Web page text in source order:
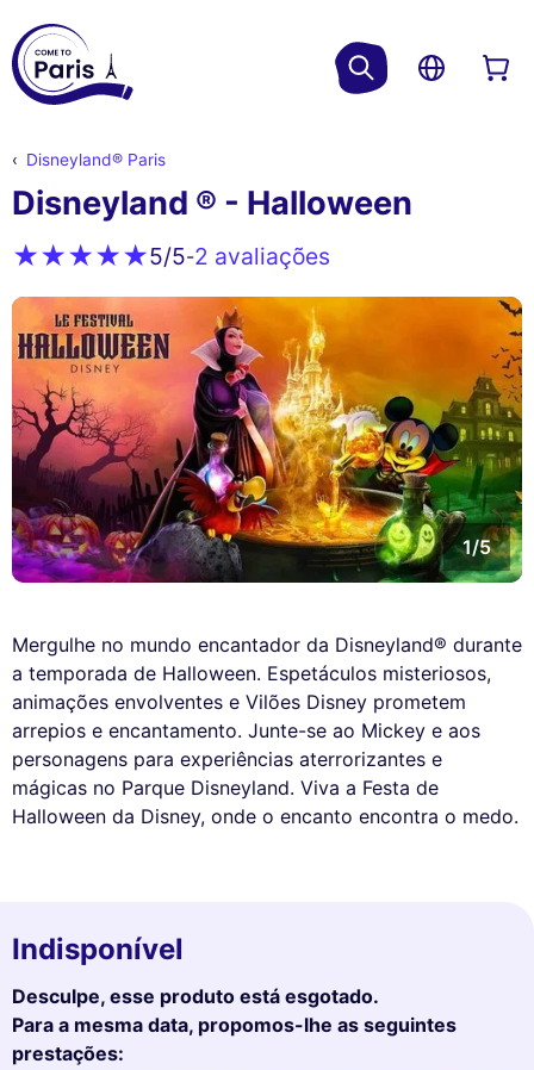
Disneyland® Paris
Disneyland ® - Halloween
5/5-2 avaliações
1/5
Mergulhe no mundo encantador da Disneyland® durante
a temporada de Halloween. Espetáculos misteriosos,
animações envolventes e Vilões Disney prometem
arrepios e encantamento. Junte-se ao Mickey e aos
personagens para experiências aterrorizantes e
mágicas no Parque Disneyland. Viva a Festa de
Halloween da Disney, onde o encanto encontra o medo.
Indisponível
Desculpe, esse produto está esgotado.
Para a mesma data, propomos-lhe as seguintes
prestações: